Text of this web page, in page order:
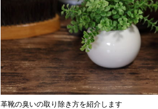
革靴の臭いの取り除き方を紹介します